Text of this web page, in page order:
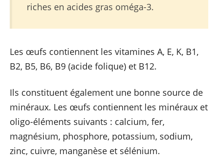
riches en acides gras oméga-3.
Les œufs contiennent les vitamines A, E, K, B1,
B2, B5, B6, B9 (acide folique) et B12.
Ils constituent également une bonne source de
minéraux. Les œufs contiennent les minéraux et
oligo-éléments suivants : calcium, fer,
magnésium, phosphore, potassium, sodium,
zinc, cuivre, manganèse et sélénium.